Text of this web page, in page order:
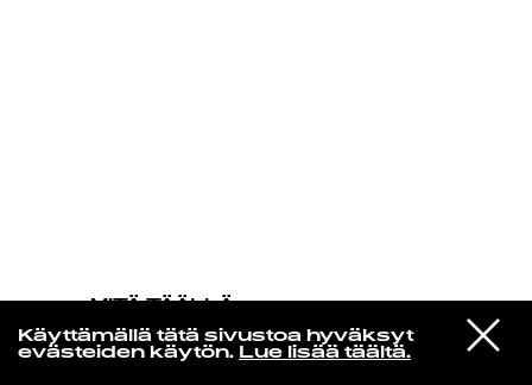
Käyttämällä tätä sivustoa hyväksyt
evästeiden käytön. Lue lisää täältä.
VIESTI
STUDIOON
MITÄ TÄÄLLÄ
my bloody valentine
Come In Alone